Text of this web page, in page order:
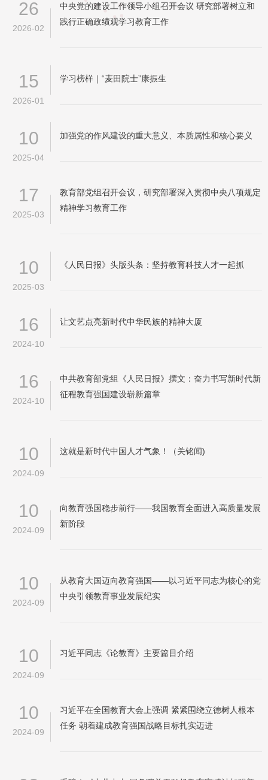
26
2026-02
中央党的建设工作领导小组召开会议 研究部署树立和
践行正确政绩观学习教育工作
15
2026-01
学习榜样｜“麦田院士”康振生
10
2025-04
加强党的作风建设的重大意义、本质属性和核心要义
17
2025-03
教育部党组召开会议，研究部署深入贯彻中央八项规定
精神学习教育工作
10
2025-03
《人民日报》头版头条：坚持教育科技人才一起抓
16
2024-10
让文艺点亮新时代中华民族的精神大厦
16
2024-10
中共教育部党组《人民日报》撰文：奋力书写新时代新
征程教育强国建设崭新篇章
10
2024-09
这就是新时代中国人才气象！（关铭闻)
10
2024-09
向教育强国稳步前行——我国教育全面进入高质量发展
新阶段
10
2024-09
从教育大国迈向教育强国——以习近平同志为核心的党
中央引领教育事业发展纪实
10
2024-09
习近平同志《论教育》主要篇目介绍
10
2024-09
习近平在全国教育大会上强调 紧紧围绕立德树人根本
任务 朝着建成教育强国战略目标扎实迈进